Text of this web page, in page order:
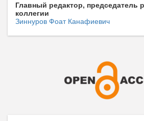
Главный редактор, председатель
коллегии
Зиннуров Фоат Канафиевич